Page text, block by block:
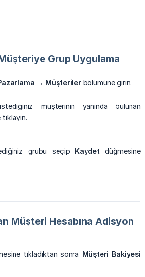
Grup Uygulama
→ Müşteriler bölümüne girin.
müşterinin yanında bulunan
grubu seçip Kaydet düğmesine
Müşteri Hesabına Adisyon
tıkladıktan sonra Müşteri Bakiyesi